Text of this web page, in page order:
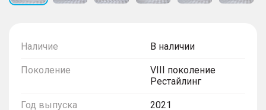
Наличие В наличии
Поколение
VIII поколение
Рестайлинг
Год выпуска 2021